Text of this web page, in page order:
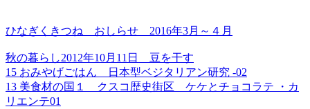
ひなぎくきつね おしらせ 2016年3月～４月
秋の暮らし2012年10月11日 豆を干す
15 おみやげごはん 日本型ベジタリアン研究 -02
13 美食材の国１ クスコ歴史街区 ケケとチョコラテ ・カ
リエンテ01